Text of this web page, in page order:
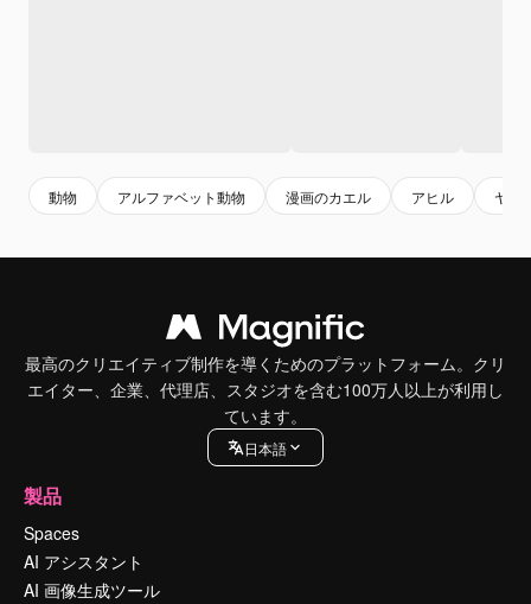
動物 アルファベット動物 漫画のカエル アヒル ヤギ
最高のクリエイティブ制作を導くためのプラットフォーム。クリ
エイター、企業、代理店、スタジオを含む100万人以上が利用し
ています。
日本語
製品
Spaces
AI アシスタント
AI 画像生成ツール